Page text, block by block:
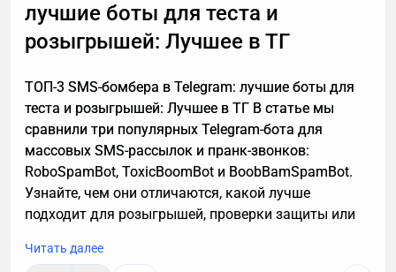
также — как настроить автоматическую
расшифровку, даже если вы не разбираетесь в
технике.
лучшие боты для теста и
розыгрышей: Лучшее в ТГ
ТОП-3 SMS-бомбера в Telegram: лучшие боты для
теста и розыгрышей: Лучшее в ТГ В статье мы
сравнили три популярных Telegram-бота для
массовых SMS-рассылок и пранк-звонков:
RoboSpamBot, ToxicBoomBot и BoobBamSpamBot.
Узнайте, чем они отличаются, какой лучше
подходит для розыгрышей, проверки защиты или
использования инструментов.
Читать далее